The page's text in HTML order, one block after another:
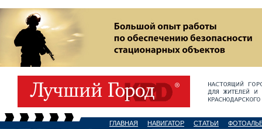
ГЛАВНАЯ НАВИГАТОР СТАТЬИ